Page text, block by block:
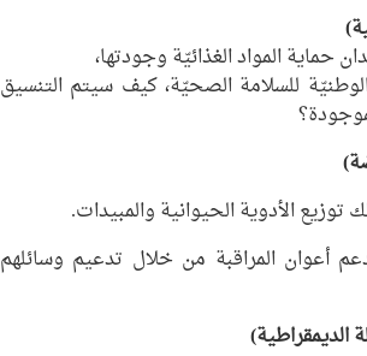
حماية المواد الغذائيّة وجودتها،
للسلامة الصحيّة، كيف سيتم التنسيق
توزيع الأدوية الحيوانية والمبيدات.
أعوان المراقبة من خلال تدعيم وسائلهم
الديمقراطية)